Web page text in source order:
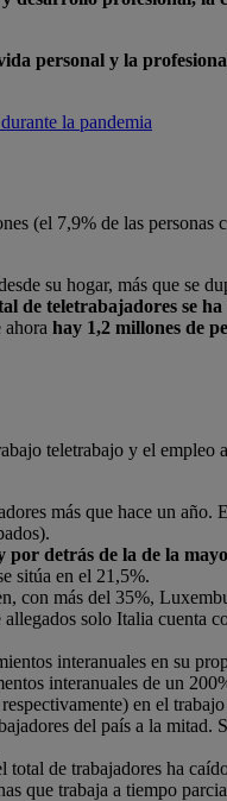
personal y la
la pandemia
(el 7,9% de las personas
su hogar, más que se
de teletrabajadores se
hay 1,2 millones de
teletrabajo y el empleo
más que hace un año.
por detrás de la de la
sitúa en el 21,5%.
con más del 35%,
solo Italia cuenta
interanuales en su
interanuales de un
en el
del país a la mitad.
de trabajadores ha
que trabaja a tiempo